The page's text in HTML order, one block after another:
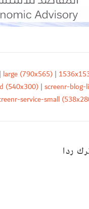
| large (790x565) |
(540x300) | screenr-blog-
service-small
ردا